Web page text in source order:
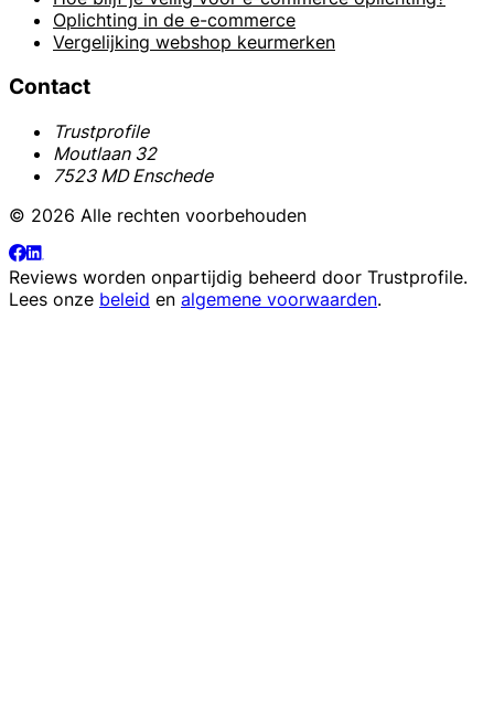
Oplichting in de e-commerce
Vergelijking webshop keurmerken
Contact
Trustprofile
Moutlaan 32
7523 MD Enschede
© 2026 Alle rechten voorbehouden
Reviews worden onpartijdig beheerd door Trustprofile.
Lees onze beleid en algemene voorwaarden.